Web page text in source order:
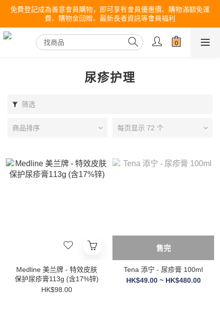
免費登記成為善意會員購物，即可享有會員優惠價、購物滿額免運
費、購物金回贈、最新長者資訊等會員福利
尿疹护理
筛选
商品排序 每页显示 72 个
Medline 美兰牌 - 特效皮肤
保护尿疹膏113g (含17%锌)
HK$98.00
售完
Tena 添宁 - 尿疹膏 100ml
HK$49.00 ~ HK$480.00